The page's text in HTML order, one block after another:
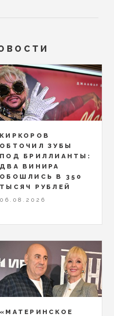
КИРКОРОВ
ОБТОЧИЛ ЗУБЫ
ПОД БРИЛЛИАНТЫ:
ДВА ВИНИРА
ОБОШЛИСЬ В 350
ТЫСЯЧ РУБЛЕЙ
06.08.2026
«МАТЕРИНСКОЕ